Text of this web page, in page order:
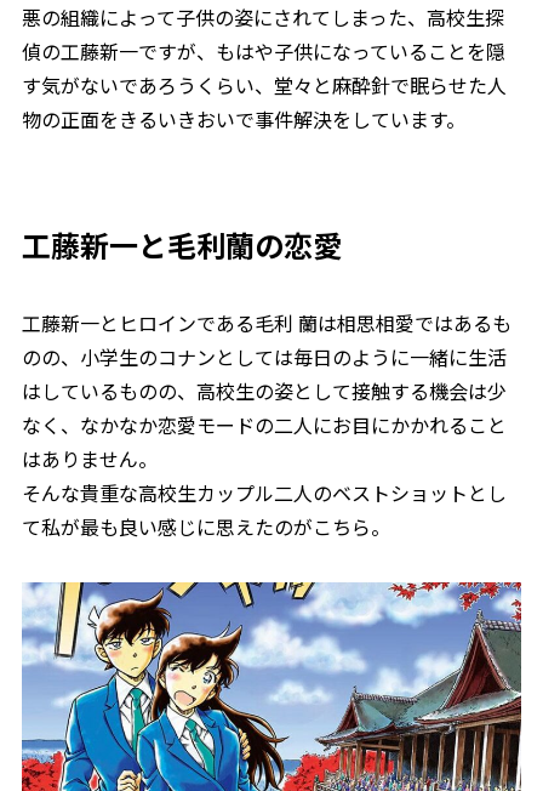
悪の組織によって子供の姿にされてしまった、高校生探
偵の工藤新一ですが、もはや子供になっていることを隠
す気がないであろうくらい、堂々と麻酔針で眠らせた人
物の正面をきるいきおいで事件解決をしています。
工藤新一と毛利蘭の恋愛
工藤新一とヒロインである毛利 蘭は相思相愛ではあるも
のの、小学生のコナンとしては毎日のように一緒に生活
はしているものの、高校生の姿として接触する機会は少
なく、なかなか恋愛モードの二人にお目にかかれること
はありません。
そんな貴重な高校生カップル二人のベストショットとし
て私が最も良い感じに思えたのがこちら。